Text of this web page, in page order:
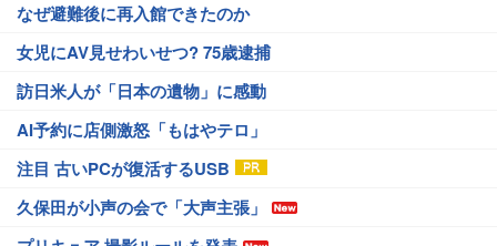
なぜ避難後に再入館できたのか
女児にAV見せわいせつ? 75歳逮捕
訪日米人が「日本の遺物」に感動
AI予約に店側激怒「もはやテロ」
注目 古いPCが復活するUSB
久保田が小声の会で「大声主張」